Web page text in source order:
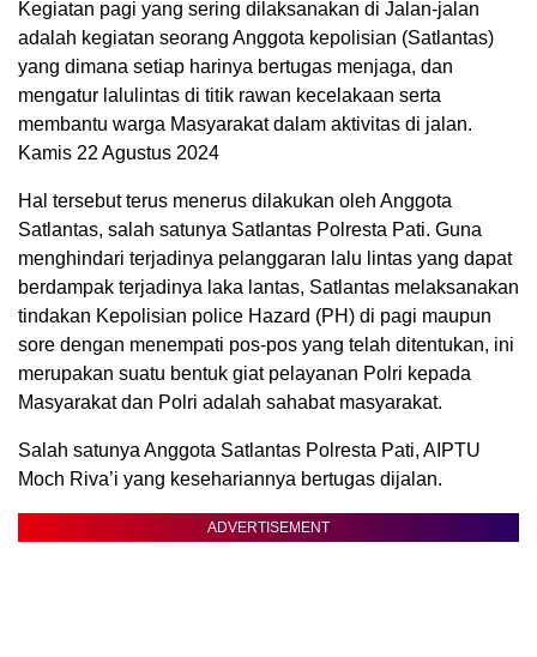
Kegiatan pagi yang sering dilaksanakan di Jalan-jalan
adalah kegiatan seorang Anggota kepolisian (Satlantas)
yang dimana setiap harinya bertugas menjaga, dan
mengatur lalulintas di titik rawan kecelakaan serta
membantu warga Masyarakat dalam aktivitas di jalan.
Kamis 22 Agustus 2024
Hal tersebut terus menerus dilakukan oleh Anggota
Satlantas, salah satunya Satlantas Polresta Pati. Guna
menghindari terjadinya pelanggaran lalu lintas yang dapat
berdampak terjadinya laka lantas, Satlantas melaksanakan
tindakan Kepolisian police Hazard (PH) di pagi maupun
sore dengan menempati pos-pos yang telah ditentukan, ini
merupakan suatu bentuk giat pelayanan Polri kepada
Masyarakat dan Polri adalah sahabat masyarakat.
Salah satunya Anggota Satlantas Polresta Pati, AIPTU
Moch Riva’i yang kesehariannya bertugas dijalan.
ADVERTISEMENT